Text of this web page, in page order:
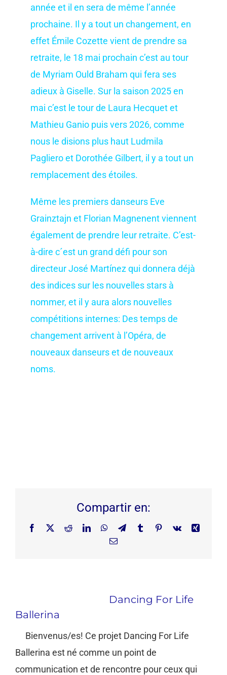
année et il en sera de même l’année
prochaine. Il y a tout un changement, en
effet Émile Cozette vient de prendre sa
retraite, le 18 mai prochain c’est au tour
de Myriam Ould Braham qui fera ses
adieux à Giselle. Sur la saison 2025 en
mai c’est le tour de Laura Hecquet et
Mathieu Ganio puis vers 2026, comme
nous le disions plus haut Ludmila
Pagliero et Dorothée Gilbert, il y a tout un
remplacement des étoiles.
Même les premiers danseurs Eve
Grainztajn et Florian Magnenent viennent
également de prendre leur retraite. C’est-
à-dire c´est un grand défi pour son
directeur José Martínez qui donnera déjà
des indices sur les nouvelles stars à
nommer, et il y aura alors nouvelles
compétitions internes: Des temps de
changement arrivent à l’Opéra, de
nouveaux danseurs et de nouveaux
noms.
Compartir en:
Facebook
X RedditLinkedInWhatsApp
TelegramTumblrPinterest
Vk
Xing
Email
Dancing For Life
Ballerina
Bienvenus/es! Ce projet Dancing For Life
Ballerina est né comme un point de
communication et de rencontre pour ceux qui